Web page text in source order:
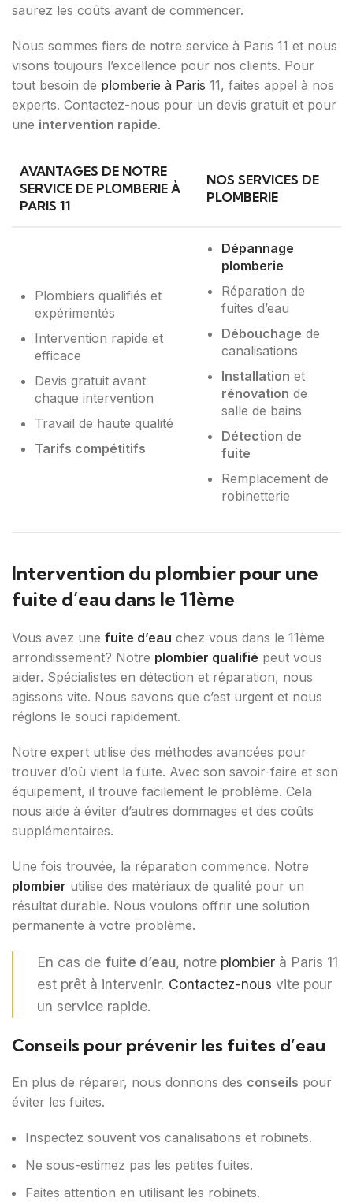
saurez les coûts avant de commencer.
Nous sommes fiers de notre service à Paris 11 et nous
visons toujours l’excellence pour nos clients. Pour
tout besoin de plomberie à Paris 11, faites appel à nos
experts. Contactez-nous pour un devis gratuit et pour
une intervention rapide.
AVANTAGES DE NOTRE
SERVICE DE PLOMBERIE À
PARIS 11
NOS SERVICES DE
PLOMBERIE
Plombiers qualifiés et
expérimentés
Intervention rapide et
efficace
Devis gratuit avant
chaque intervention
Travail de haute qualité
Tarifs compétitifs
Dépannage
plomberie
Réparation de
fuites d’eau
Débouchage de
canalisations
Installation et
rénovation de
salle de bains
Détection de
fuite
Remplacement de
robinetterie
Intervention du plombier pour une
fuite d’eau dans le 11ème
Vous avez une fuite d’eau chez vous dans le 11ème
arrondissement? Notre plombier qualifié peut vous
aider. Spécialistes en détection et réparation, nous
agissons vite. Nous savons que c’est urgent et nous
réglons le souci rapidement.
Notre expert utilise des méthodes avancées pour
trouver d’où vient la fuite. Avec son savoir-faire et son
équipement, il trouve facilement le problème. Cela
nous aide à éviter d’autres dommages et des coûts
supplémentaires.
Une fois trouvée, la réparation commence. Notre
plombier utilise des matériaux de qualité pour un
résultat durable. Nous voulons offrir une solution
permanente à votre problème.
En cas de fuite d’eau, notre plombier à Paris 11
est prêt à intervenir. Contactez-nous vite pour
un service rapide.
Conseils pour prévenir les fuites d’eau
En plus de réparer, nous donnons des conseils pour
éviter les fuites.
Inspectez souvent vos canalisations et robinets.
Ne sous-estimez pas les petites fuites.
Faites attention en utilisant les robinets.